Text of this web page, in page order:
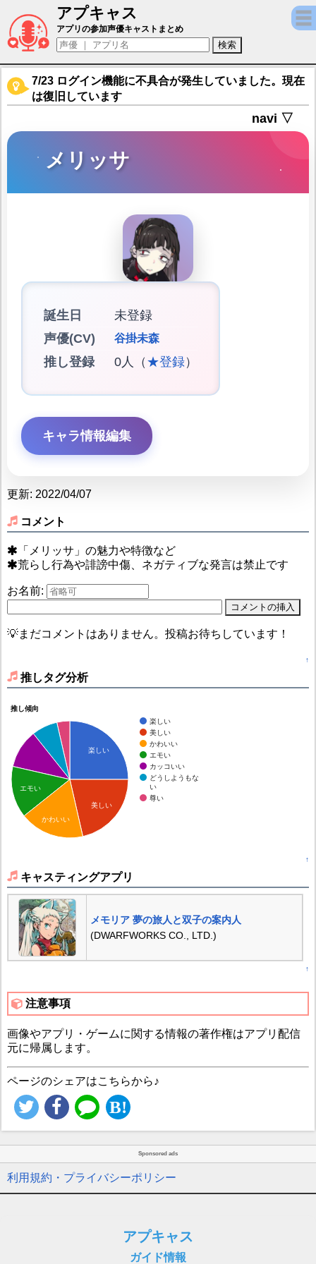
アプキャス
メリッサ（声優：谷掛未森)【メモリア 夢の
アプリの参加声優キャストまとめ
7/23 ログイン機能に不具合が発生していました。現在
は復旧しています
navi ▽
メリッサ
誕生日
未登録
声優(CV)
谷掛未森
推し登録 0人（ ★登録）
キャラ情報編集
更新: 2022/04/07
コメント
「メリッサ」の魅力や特徴など
荒らし行為や誹謗中傷、ネガティブな発言は禁止です
お名前:
💡まだコメントはありません。投稿お待ちしています！
↑
推しタグ分析
推し傾向
楽しい
美しい
かわいい
エモい
カッコいい
どうしようもな
い
尊い
楽しい
美しい
エモい
かわいい
↑
キャスティングアプリ
メモリア 夢の旅人と双子の案内人
(DWARFWORKS CO., LTD.)
↑
注意事項
画像やアプリ・ゲームに関する情報の著作権はアプリ配信
元に帰属します。
ページのシェアはこちらから♪
Sponsored ads
利用規約・プライバシーポリシー
アプキャス
ガイド情報